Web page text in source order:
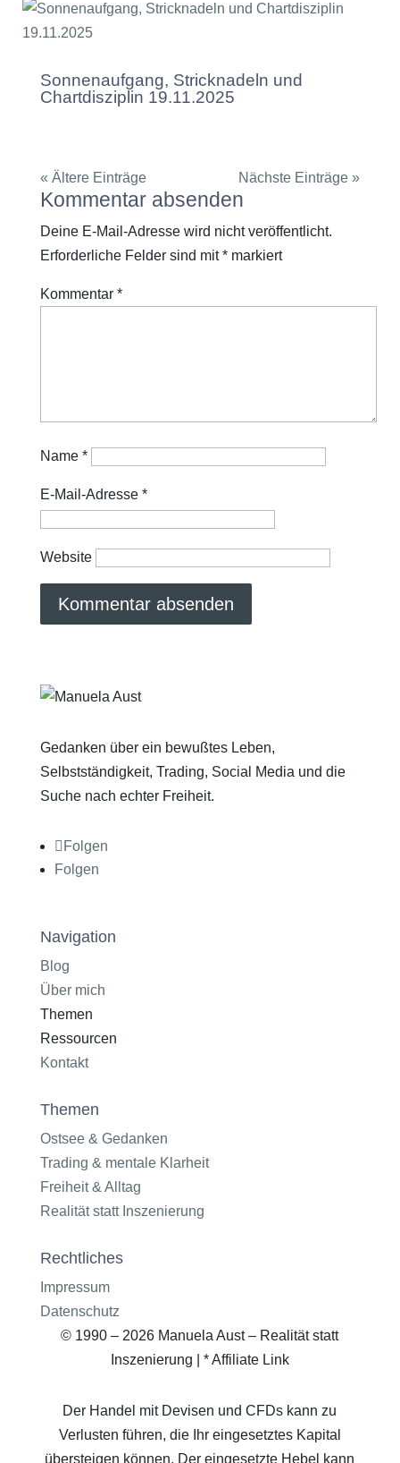
Sonnenaufgang, Stricknadeln und
Chartdisziplin 19.11.2025
« Ältere Einträge Nächste Einträge »
Kommentar absenden
Deine E-Mail-Adresse wird nicht veröffentlicht.
Erforderliche Felder sind mit*markiert
Kommentar *
Name *
E-Mail-Adresse *
Website
Gedanken über ein bewußtes Leben,
Selbstständigkeit, Trading, Social Media und die
Suche nach echter Freiheit.
Folgen
Folgen
Navigation
Blog
Über mich
Themen
Ressourcen
Kontakt
Themen
Ostsee & Gedanken
Trading & mentale Klarheit
Freiheit & Alltag
Realität statt Inszenierung
Rechtliches
Impressum
Datenschutz
© 1990 – 2026 Manuela Aust – Realität statt
Inszenierung | * Affiliate Link
Der Handel mit Devisen und CFDs kann zu
Verlusten führen, die Ihr eingesetztes Kapital
übersteigen können. Der eingesetzte Hebel kann